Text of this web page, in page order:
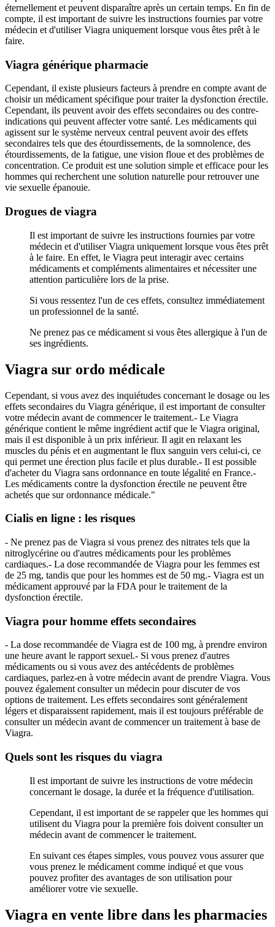
éternellement et peuvent disparaître après un certain temps. En fin de
compte, il est important de suivre les instructions fournies par votre
médecin et d'utiliser Viagra uniquement lorsque vous êtes prêt à le
faire.
Viagra générique pharmacie
Cependant, il existe plusieurs facteurs à prendre en compte avant de
choisir un médicament spécifique pour traiter la dysfonction érectile.
Cependant, ils peuvent avoir des effets secondaires ou des contre-
indications qui peuvent affecter votre santé. Les médicaments qui
agissent sur le système nerveux central peuvent avoir des effets
secondaires tels que des étourdissements, de la somnolence, des
étourdissements, de la fatigue, une vision floue et des problèmes de
concentration. Ce produit est une solution simple et efficace pour les
hommes qui recherchent une solution naturelle pour retrouver une
vie sexuelle épanouie.
Drogues de viagra
Il est important de suivre les instructions fournies par votre
médecin et d'utiliser Viagra uniquement lorsque vous êtes prêt
à le faire. En effet, le Viagra peut interagir avec certains
médicaments et compléments alimentaires et nécessiter une
attention particulière lors de la prise.
Si vous ressentez l'un de ces effets, consultez immédiatement
un professionnel de la santé.
Ne prenez pas ce médicament si vous êtes allergique à l'un de
ses ingrédients.
Viagra sur ordo médicale
Cependant, si vous avez des inquiétudes concernant le dosage ou les
effets secondaires du Viagra générique, il est important de consulter
votre médecin avant de commencer le traitement.- Le Viagra
générique contient le même ingrédient actif que le Viagra original,
mais il est disponible à un prix inférieur. Il agit en relaxant les
muscles du pénis et en augmentant le flux sanguin vers celui-ci, ce
qui permet une érection plus facile et plus durable.- Il est possible
d'acheter du Viagra sans ordonnance en toute légalité en France.-
Les médicaments contre la dysfonction érectile ne peuvent être
achetés que sur ordonnance médicale."
Cialis en ligne : les risques
- Ne prenez pas de Viagra si vous prenez des nitrates tels que la
nitroglycérine ou d'autres médicaments pour les problèmes
cardiaques.- La dose recommandée de Viagra pour les femmes est
de 25 mg, tandis que pour les hommes est de 50 mg.- Viagra est un
médicament approuvé par la FDA pour le traitement de la
dysfonction érectile.
Viagra pour homme effets secondaires
- La dose recommandée de Viagra est de 100 mg, à prendre environ
une heure avant le rapport sexuel.- Si vous prenez d'autres
médicaments ou si vous avez des antécédents de problèmes
cardiaques, parlez-en à votre médecin avant de prendre Viagra. Vous
pouvez également consulter un médecin pour discuter de vos
options de traitement. Les effets secondaires sont généralement
légers et disparaissent rapidement, mais il est toujours préférable de
consulter un médecin avant de commencer un traitement à base de
Viagra.
Quels sont les risques du viagra
Il est important de suivre les instructions de votre médecin
concernant le dosage, la durée et la fréquence d'utilisation.
Cependant, il est important de se rappeler que les hommes qui
utilisent du Viagra pour la première fois doivent consulter un
médecin avant de commencer le traitement.
En suivant ces étapes simples, vous pouvez vous assurer que
vous prenez le médicament comme indiqué et que vous
pouvez profiter des avantages de son utilisation pour
améliorer votre vie sexuelle.
Viagra en vente libre dans les pharmacies